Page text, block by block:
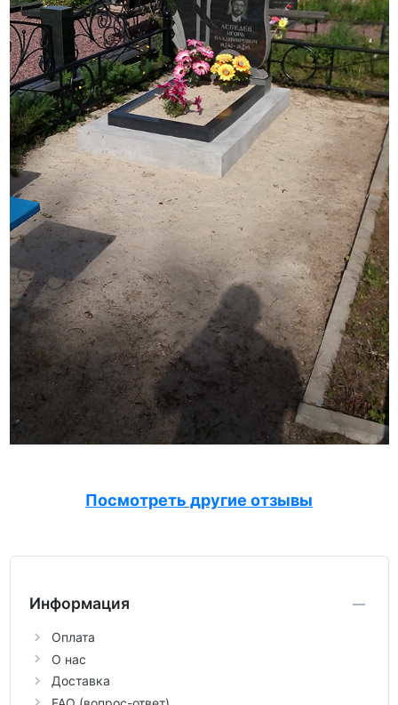
Посмотреть другие отзывы
Информация
Оплата
О нас
Доставка